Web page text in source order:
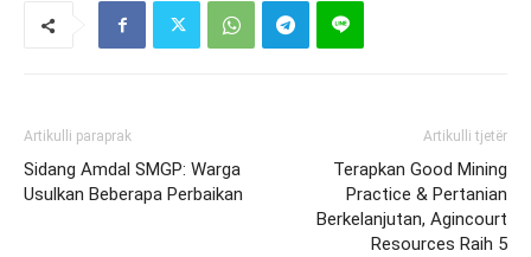
Artikulli paraprak
Sidang Amdal SMGP: Warga
Usulkan Beberapa Perbaikan
Artikulli tjetër
Terapkan Good Mining
Practice & Pertanian
Berkelanjutan, Agincourt
Resources Raih 5